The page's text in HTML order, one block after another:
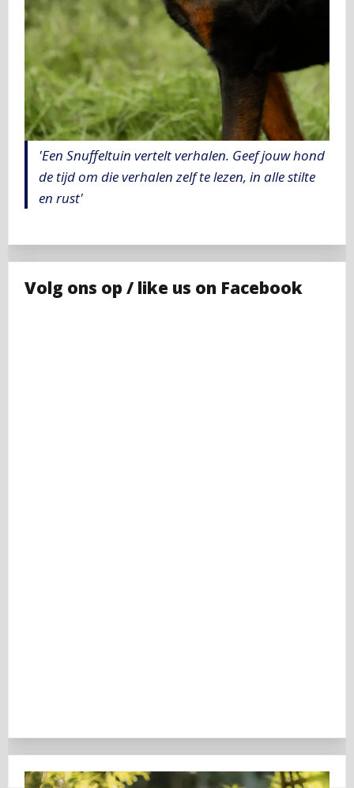
'Een Snuffeltuin vertelt verhalen. Geef jouw hond
de tijd om die verhalen zelf te lezen, in alle stilte
en rust'
Volg ons op / like us on Facebook